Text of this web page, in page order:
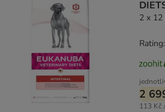
2 x 12
2
113 Kč